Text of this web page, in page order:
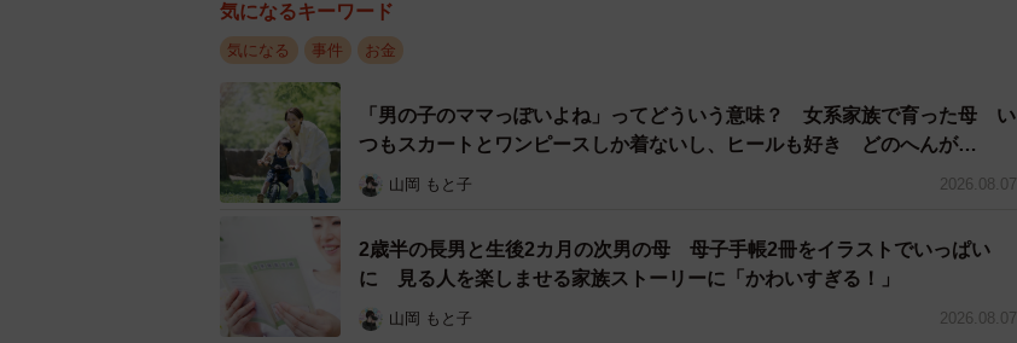
気になるキーワード
気になる 事件 お金
「男の子のママっぽいよね」ってどういう意味？ 女系家族で育った母 い
つもスカートとワンピースしか着ないし、ヒールも好き どのへんが…
山岡 もと子 2026.08.07
2歳半の長男と生後2カ月の次男の母 母子手帳2冊をイラストでいっぱい
に 見る人を楽しませる家族ストーリーに「かわいすぎる！」
山岡 もと子 2026.08.07